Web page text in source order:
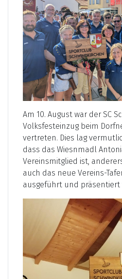
Am 10. August war der SC
Volksfesteinzug beim
vertreten. Dies lag
dass das Wiesnmadl
Vereinsmitglied ist,
auch das neue Vereins-
ausgeführt und präsentiert